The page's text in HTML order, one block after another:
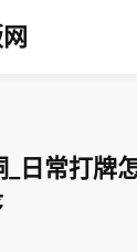
日常打牌